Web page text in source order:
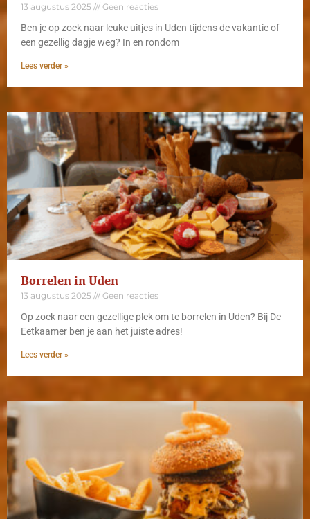
13 augustus 2025 Geen reacties
Ben je op zoek naar leuke uitjes in Uden tijdens de vakantie of
een gezellig dagje weg? In en rondom
Lees verder »
Borrelen in Uden
13 augustus 2025 Geen reacties
Op zoek naar een gezellige plek om te borrelen in Uden? Bij De
Eetkaamer ben je aan het juiste adres!
Lees verder »